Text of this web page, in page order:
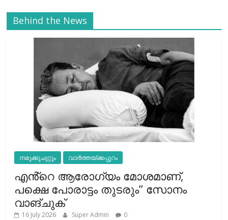
Behind the News
നമുക്കുചുറ്റും വാർത്തയ്ക്കപ്പുറം
എൻ്റെ ആരോഗ്യം മോശമാണ്,
പക്ഷെ പോരാട്ടം തുടരും” സോനം
വാങ്ചുക്
16 July 2026 Super Admin 0